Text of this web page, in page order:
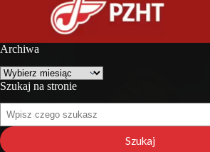
Archiwa
Archiwa
Szukaj na stronie
Szukaj
na
stronie
Szukaj